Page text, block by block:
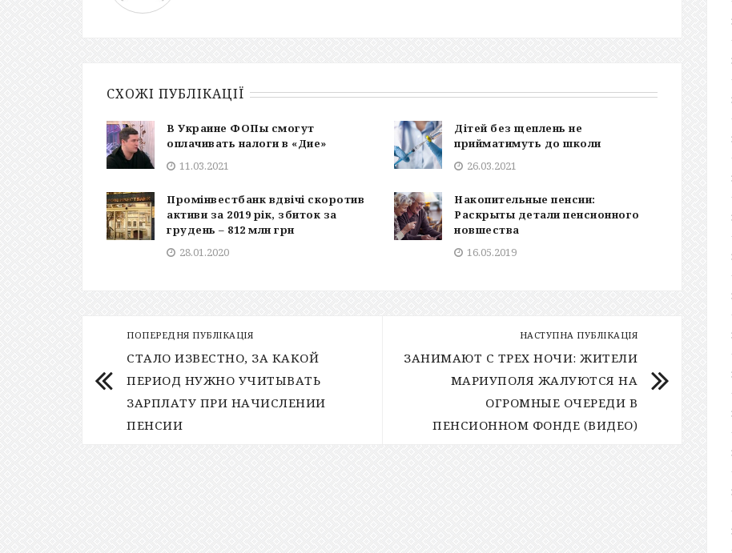
СХОЖІ ПУБЛІКАЦІЇ
В Украине ФОПы смогут
оплачивать налоги в «Дие»
11.03.2021
Дітей без щеплень не
прийматимуть до школи
26.03.2021
Промінвестбанк вдвічі скоротив
активи за 2019 рік, збиток за
грудень – 812 млн грн
28.01.2020
Накопительные пенсии:
Раскрыты детали пенсионного
новшества
16.05.2019
ПОПЕРЕДНЯ ПУБЛІКАЦІЯ
СТАЛО ИЗВЕСТНО, ЗА КАКОЙ
ПЕРИОД НУЖНО УЧИТЫВАТЬ
ЗАРПЛАТУ ПРИ НАЧИСЛЕНИИ
ПЕНСИИ
НАСТУПНА ПУБЛІКАЦІЯ
ЗАНИМАЮТ С ТРЕХ НОЧИ: ЖИТЕЛИ
МАРИУПОЛЯ ЖАЛУЮТСЯ НА
ОГРОМНЫЕ ОЧЕРЕДИ В
ПЕНСИОННОМ ФОНДЕ (ВИДЕО)